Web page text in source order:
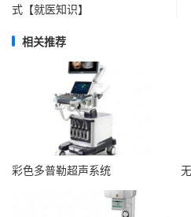
式【就医知识】
相关推荐
彩色多普勒超声系统